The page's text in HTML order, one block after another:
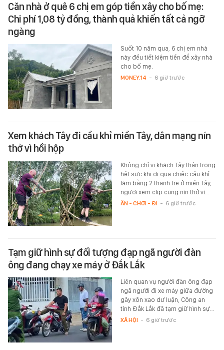
Căn nhà ở quê 6 chị em góp tiền xây cho bố mẹ:
Chi phí 1,08 tỷ đồng, thành quả khiến tất cả ngỡ
ngàng
Suốt 10 năm qua, 6 chị em nhà
này đều tiết kiệm tiền để xây nhà
cho bố mẹ.
MONEY.14 - 6 giờ trước
Xem khách Tây đi cầu khỉ miền Tây, dân mạng nín
thở vì hồi hộp
Không chỉ vị khách Tây thận trọng
hết sức khi đi qua chiếc cầu khỉ
làm bằng 2 thanh tre ở miền Tây,
người xem clip cũng nín thở vì…
ĂN - CHƠI - ĐI - 6 giờ trước
Tạm giữ hình sự đối tượng đạp ngã người đàn
ông đang chạy xe máy ở Đắk Lắk
Liên quan vụ người đàn ông đạp
ngã người đi xe máy giữa đường
gây xôn xao dư luận, Công an
tỉnh Đắk Lắk đã tạm giữ hình sự…
XÃ HỘI - 6 giờ trước